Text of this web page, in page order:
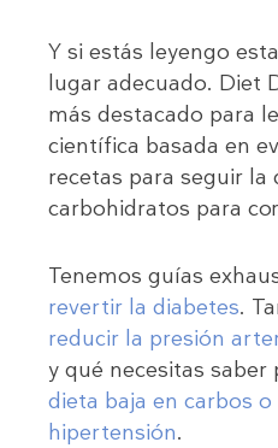
Y si estás leyengo
lugar adecuado. Diet
más destacado para
científica basada en
recetas para seguir la
carbohidratos para
Tenemos guías
revertir la diabetes.
reducir la presión
y qué necesitas saber
dieta baja en carbos
hipertensión.